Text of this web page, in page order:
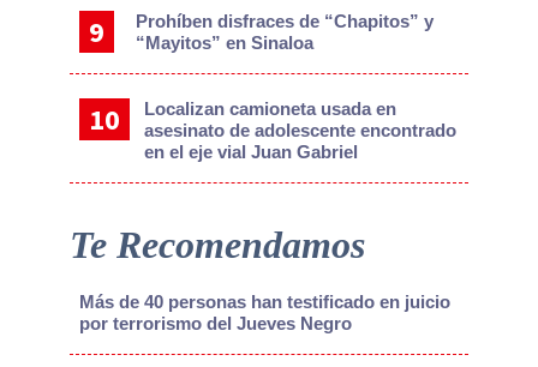
Prohíben disfraces de “Chapitos” y
“Mayitos” en Sinaloa
Localizan camioneta usada en
asesinato de adolescente encontrado
en el eje vial Juan Gabriel
Te Recomendamos
Más de 40 personas han testificado en juicio
por terrorismo del Jueves Negro